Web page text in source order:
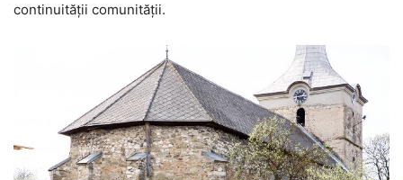
continuității comunității.